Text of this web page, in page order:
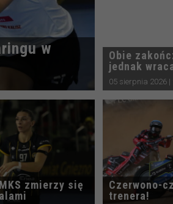
w
Obie
jednak
05 sierpnia 2026 |
zmierzy się
Czerwono-
trenera!